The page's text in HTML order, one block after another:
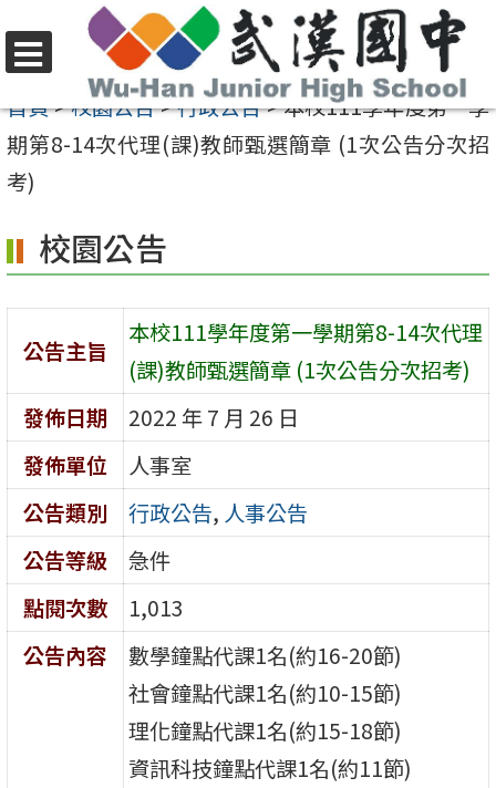
至
要
內
區
選
單
首頁>校園公告>行政公告>本校111學年度第一學
期第8-14次代理(課)教師甄選簡章 (1次公告分次招
考)
校園公告
公告主旨
本校111學年度第一學期第8-14次代理
(課)教師甄選簡章 (1次公告分次招考)
發佈日期
2022 年 7 月 26 日
發佈單位
人事室
公告類別
行政公告, 人事公告
公告等級
急件
點閱次數
1,013
公告內容
數學鐘點代課1名(約16-20節)
社會鐘點代課1名(約10-15節)
理化鐘點代課1名(約15-18節)
資訊科技鐘點代課1名(約11節)